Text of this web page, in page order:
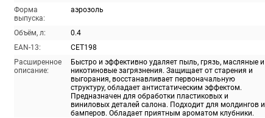
Форма
выпуска:
аэрозоль
Объём, л:
0.4
EAN-13:
CET198
Расширенное
описание:
Быстро и эффективно удаляет пыль, грязь, масляные и
никотиновые загрязнения. Защищает от старения и
выгорания, восстанавливает первоначальную
структуру, обладает антистатическим эффектом.
Предназначен для обработки пластиковых и
виниловых деталей салона. Подходит для молдингов и
бамперов. Обладает приятным ароматом клубники.